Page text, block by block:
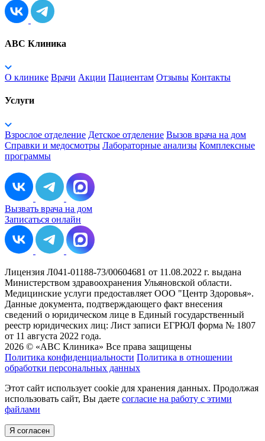
ABC Клиника
О клинике Врачи Акции Пациентам Отзывы Контакты
Услуги
Взрослое отделение Детское отделение Вызов врача на дом
Справки и медосмотры Лабораторные анализы Комплексные
программы
Вызвать врача на дом
Записаться онлайн
Лицензия Л041-01188-73/00604681 от 11.08.2022 г. выдана
Министерством здравоохранения Ульяновской области.
Медицинские услуги предоставляет ООО "Центр Здоровья».
Данные документа, подтверждающего факт внесения
сведений о юридическом лице в Единый государственный
реестр юридических лиц: Лист записи ЕГРЮЛ форма № 1807
от 11 августа 2022 года.
2026 © «ABC Клиника» Все права защищены
Политика конфиденциальности Политика в отношении
обработки персональных данных
Этот сайт использует cookie для хранения данных. Продолжая
использовать сайт, Вы даете согласие на работу с этими
файлами
Я согласен